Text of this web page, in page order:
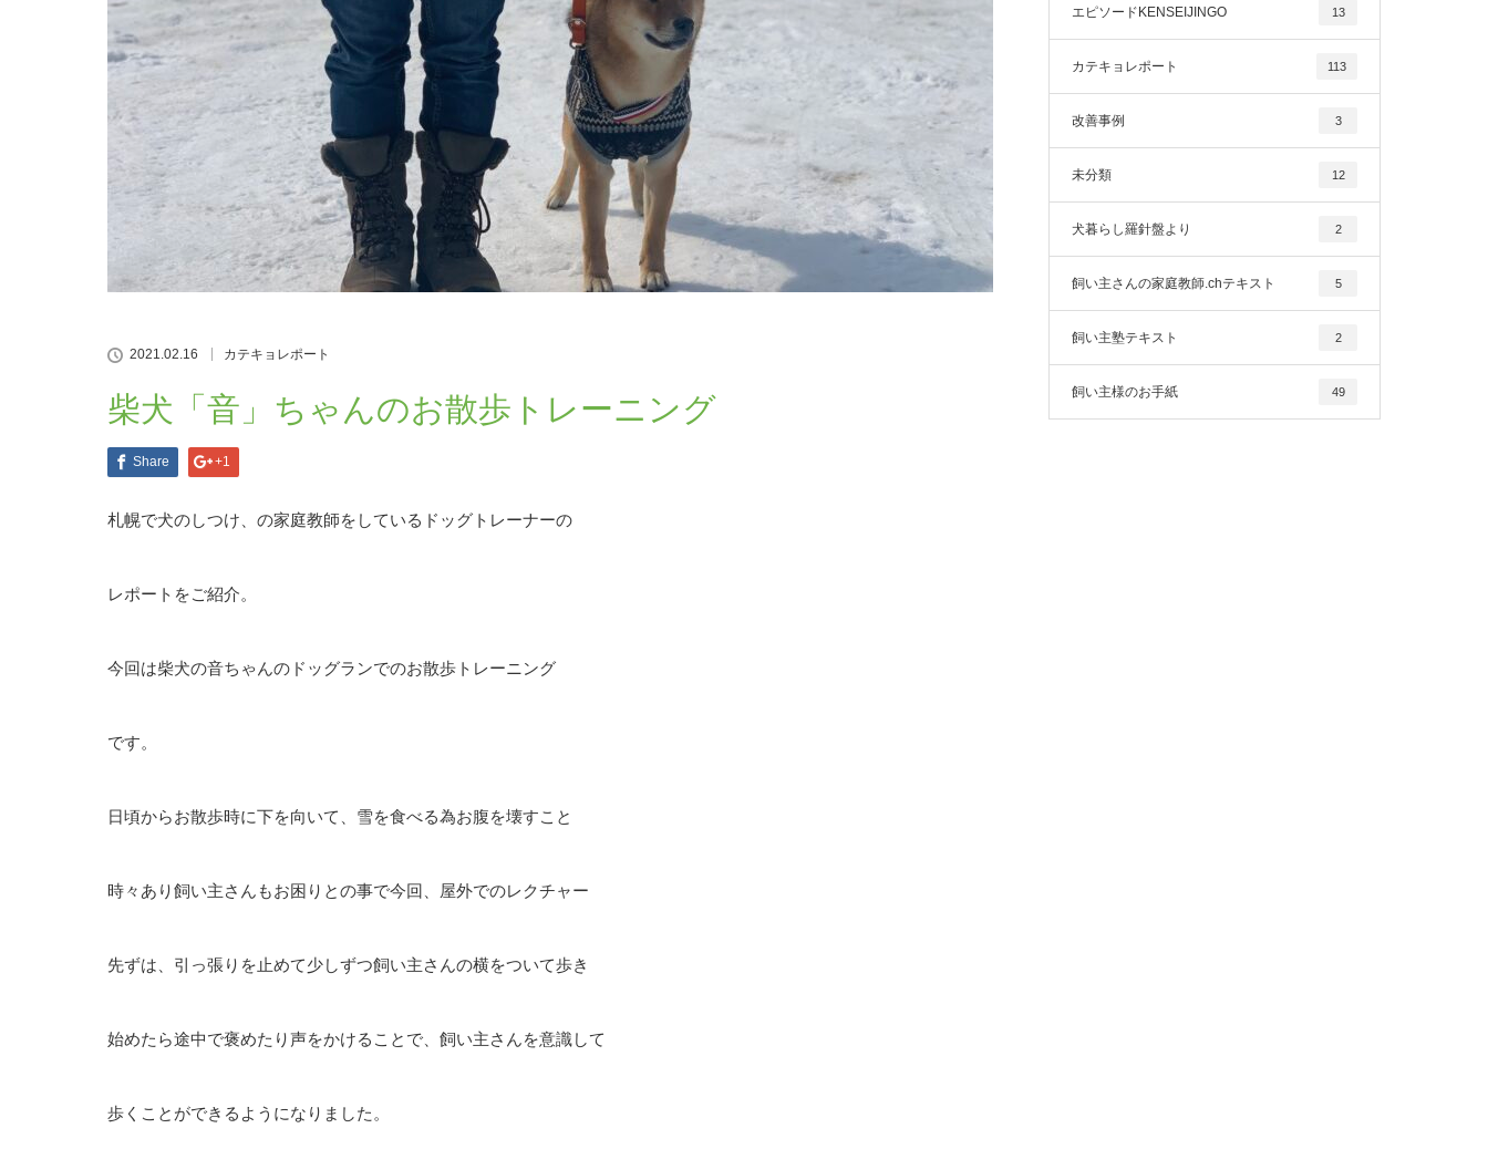
2021.02.16 カテキョレポート
柴犬「音」ちゃんのお散歩トレーニング
Share +1
札幌で犬のしつけ、の家庭教師をしているドッグトレーナーの
レポートをご紹介。
今回は柴犬の音ちゃんのドッグランでのお散歩トレーニング
です。
日頃からお散歩時に下を向いて、雪を食べる為お腹を壊すこと
時々あり飼い主さんもお困りとの事で今回、屋外でのレクチャー
先ずは、引っ張りを止めて少しずつ飼い主さんの横をついて歩き
始めたら途中で褒めたり声をかけることで、飼い主さんを意識して
歩くことができるようになりました。
エピソードKENSEIJINGO 13
カテキョレポート 113
改善事例 3
未分類 12
犬暮らし羅針盤より 2
飼い主さんの家庭教師.chテキスト 5
飼い主塾テキスト 2
飼い主様のお手紙 49